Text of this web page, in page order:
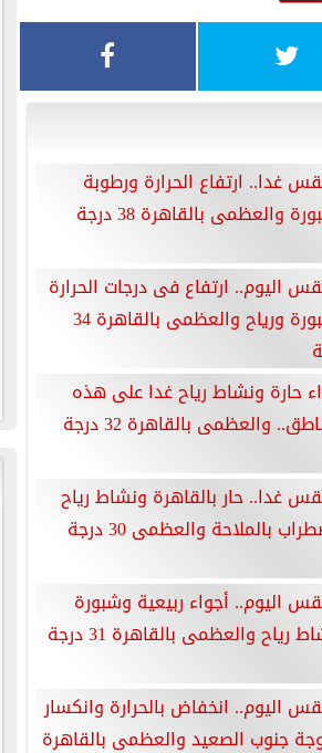
غدا.. ارتفاع الحرارة ورطوبة
والعظمى بالقاهرة 38 درجة
اليوم.. ارتفاع فى درجات الحرارة
وشبورة ورياح والعظمى بالقاهرة 34
حارة ونشاط رياح غدا على هذه
والعظمى بالقاهرة 32 درجة
غدا.. حار بالقاهرة ونشاط رياح
بالملاحة والعظمى 30 درجة
اليوم.. أجواء ربيعية وشبورة
رياح والعظمى بالقاهرة 31 درجة
اليوم.. انخفاض بالحرارة وانكسار
جنوب الصعيد والعظمى بالقاهرة